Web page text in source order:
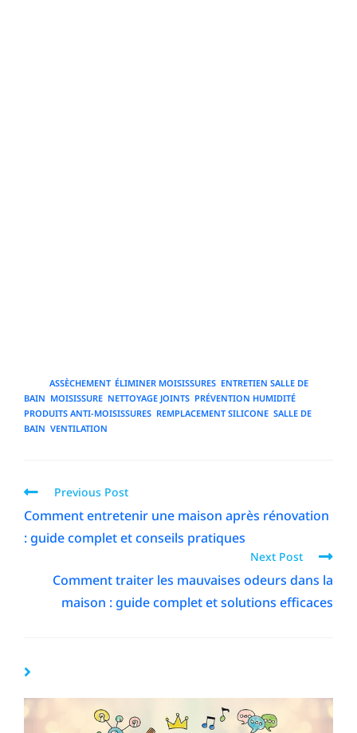
ASSÈCHEMENT, ÉLIMINER MOISISSURES, ENTRETIEN SALLE DE
BAIN MOISISSURE, NETTOYAGE JOINTS, PRÉVENTION HUMIDITÉ,
PRODUITS ANTI-MOISISSURES, REMPLACEMENT SILICONE, SALLE DE
BAIN VENTILATION
Previous Post
Comment entretenir une maison après rénovation
: guide complet et conseils pratiques
Next Post
Comment traiter les mauvaises odeurs dans la
maison : guide complet et solutions efficaces